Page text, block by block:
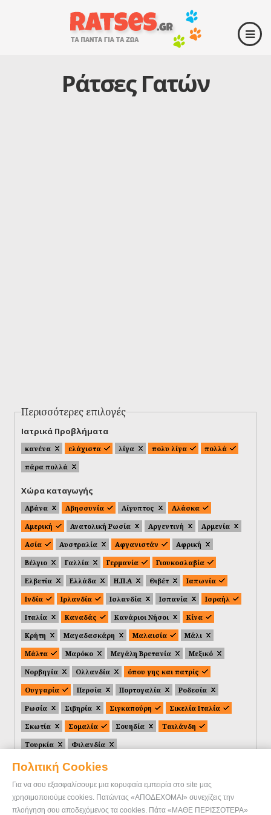
Πολιτική Cookies
Για να σου εξασφαλίσουμε μια κορυφαία εμπειρία στο site μας
χρησιμοποιούμε cookies. Πατώντας «ΑΠΟΔΕΧΟΜΑΙ» συνεχίζεις την
πλοήγηση σου αποδεχόμενος τα cookies. Πάτα «ΜΑΘΕ ΠΕΡΙΣΣΟΤΕΡΑ»
Ράτσες Γατών
Περισσότερες επιλογές
Ιατρικά Προβλήματα
κανένα ελάχιστα λίγα πολυ λίγα
πολλά
πάρα πολλά
Χώρα καταγωγής
Αβάνα Αβησσυνία Αίγυπτος
Αλάσκα
Αμερική
Ανατολική Ρωσία Αργεντινή
Αρμενία
Ασία
Αυστραλία Αφγανιστάν
Αφρική
Βέλγιο
Γαλλία Γερμανία
Γιουκοσλαβία
Ελβετία
Ελλάδα Η.Π.Α Θιβέτ
Ιαπωνία
Ινδία
Ιρλανδία Ισλανδία Ισπανία
Ισραήλ
Ιταλία
Καναδάς Κανάριοι Νήσοι
Κίνα
Κρήτη
Μαγαδασκάρη Μαλαισία
Μάλι
Μάλτα
Μαρόκο Μεγάλη Βρετανία
Μεξικό
Νορβηγία
Ολλανδία
όπου γης και πατρίς
Ουγγαρία
Περσία Πορτογαλία
Ροδεσία
Ρωσία
Σιβηρία Σιγκαπούρη
Σικελία Ιταλία
Σκωτία
Σομαλία Σουηδία
Ταιλάνδη
Τουρκία
Φιλανδία